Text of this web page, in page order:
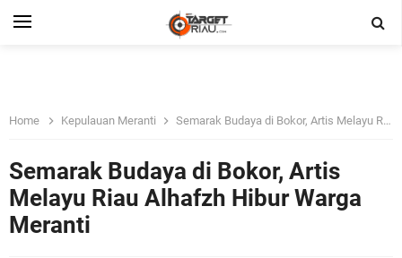
Home Kepulauan Meranti Semarak Budaya di Bokor, Artis Melayu Riau Alhafzh Hibur Warga Meranti
Semarak Budaya di Bokor, Artis
Melayu Riau Alhafzh Hibur Warga
Meranti